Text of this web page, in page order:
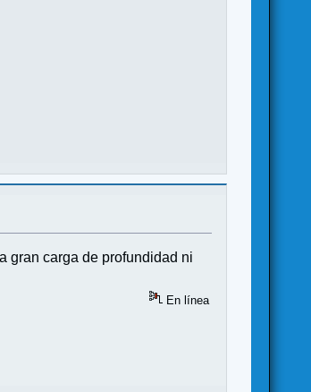
gran carga de profundidad ni
En línea